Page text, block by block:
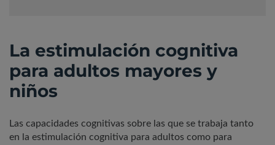
La estimulación cognitiva
para adultos mayores y
niños
Las capacidades cognitivas sobre las que se trabaja tanto
en la estimulación cognitiva para adultos como para